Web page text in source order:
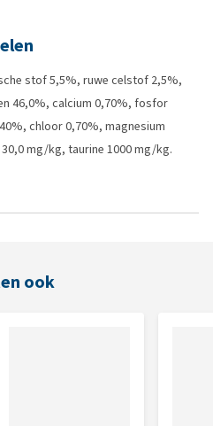
stof 5,5%, ruwe celstof 2,5%,
46,0%, calcium 0,70%, fosfor
chloor 0,70%, magnesium
mg/kg, taurine 1000 mg/kg.
ook